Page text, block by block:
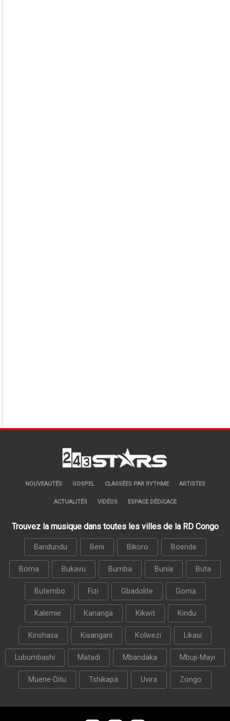
NOUVEAUTÉS GOSPEL CLASSÉES PAR RYTHME ARTISTES
ACTUALITÉS VIDÉOS ESPACE DÉDICACE
Trouvez la musique dans toutes les villes de la RD Congo
Bandundu Beni Bikoro Boende
Boma Bukavu Bumba Bunia Buta
Butembo Fizi Gbadolite Goma
Kalemie Kananga Kikwit Kindu
Kinshasa Kisangani Kolwezi Likasi
Lubumbashi Matadi Mbandaka Mbuji-Mayi
Muene-Ditu Tshikapa Uvira Zongo